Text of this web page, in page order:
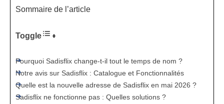
Sommaire de l’article
Toggle
Pourquoi Sadisflix change-t-il tout le temps de nom ?
Notre avis sur Sadisflix : Catalogue et Fonctionnalités
Quelle est la nouvelle adresse de Sadisflix en mai 2026 ?
Sadisflix ne fonctionne pas : Quelles solutions ?